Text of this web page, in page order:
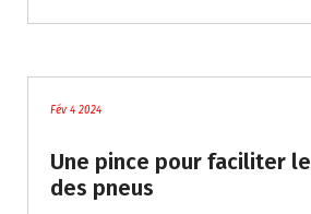
Fév 4 2024
Une pince pour faciliter
des pneus